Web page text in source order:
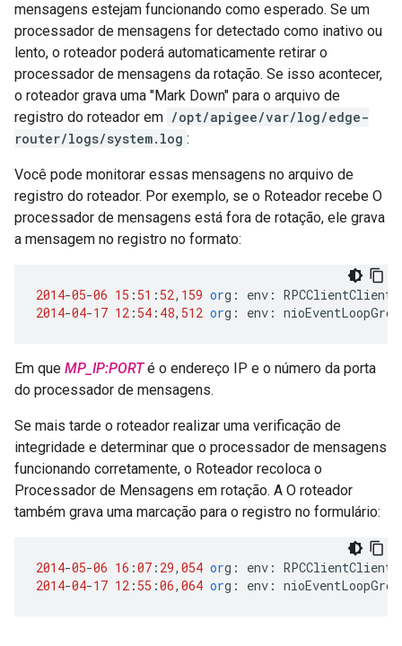
mensagens estejam funcionando como esperado. Se um
processador de mensagens for detectado como inativo ou
lento, o roteador poderá automaticamente retirar o
processador de mensagens da rotação. Se isso acontecer,
o roteador grava uma "Mark Down" para o arquivo de
registro do roteador em /opt/apigee/var/log/edge-
router/logs/system.log :
Você pode monitorar essas mensagens no arquivo de
registro do roteador. Por exemplo, se o Roteador recebe O
processador de mensagens está fora de rotação, ele grava
a mensagem no registro no formato:
2014-05-06 15 : 51 : 52, 159 org : env :
2014-04-17 12 : 54 : 48, 512 org : env :
Em que MP_IP:PORTé o endereço IP e o número da porta
do processador de mensagens.
Se mais tarde o roteador realizar uma verificação de
integridade e determinar que o processador de mensagens
funcionando corretamente, o Roteador recoloca o
Processador de Mensagens em rotação. A O roteador
também grava uma marcação para o registro no formulário:
2014-05-06 16 :07 : 29, 054 org : env :
2014-04-17 12 : 55 :06, 064 org : env :